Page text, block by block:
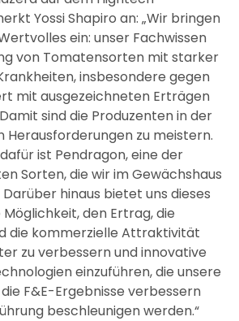
Yossi Shapiro an: „Wir bringen
ein: unser Fachwissen
von Tomatensorten mit starker
insbesondere gegen
mit ausgezeichneten Erträgen
sind die Produzenten in der
Herausforderungen zu meistern.
ist Pendragon, eine der
Sorten, die wir im Gewächshaus
hinaus bietet uns dieses
den Ertrag, die
die kommerzielle Attraktivität
zu verbessern und innovative
einzuführen, die unsere
F&E-Ergebnisse verbessern
beschleunigen werden.“